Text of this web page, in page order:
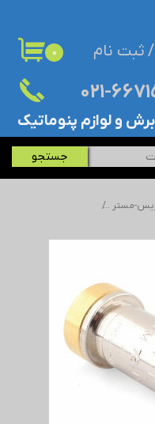
جستجو
۰
و لوازم پنوماتیک
/ ثبت نام
مستر